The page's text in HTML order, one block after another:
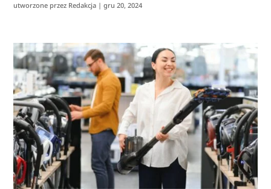
utworzone przez Redakcja |gru 20, 2024